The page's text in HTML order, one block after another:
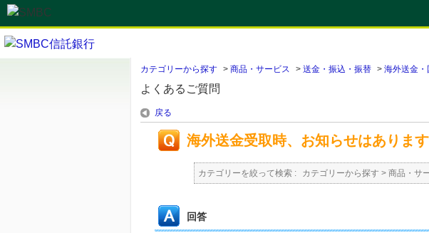
カテゴリーから探す > 商品・サービス > 送金・振込・振替 > 海外送金
よくあるご質問
戻る
海外送金受取時、お知らせはありま
カテゴリーを絞って検索 : カテゴリーから探す > 商品・サ
回答